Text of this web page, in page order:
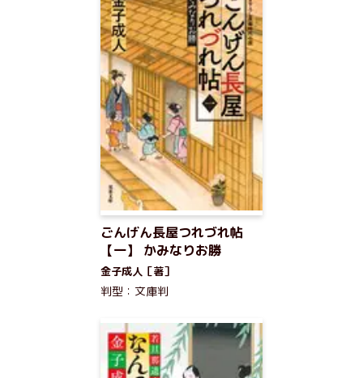
ごんげん長屋つれづれ帖
【一】 かみなりお勝
金子成人［著］
判型：文庫判